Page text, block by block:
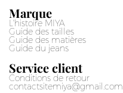
Marque
L'histoire MIYA
Guide des tailles
Guide des matières
Guide du jeans
Service client
Conditions de retour
contactsitemiya@gmail.com